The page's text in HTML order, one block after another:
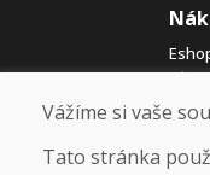
Jak
Vážíme si vaše
Tato stránka